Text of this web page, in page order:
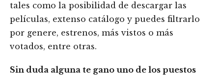
tales como la posibilidad de descargar las
películas, extenso catálogo y puedes filtrarlo
por genere, estrenos, más vistos o más
votados, entre otras.
Sin duda alguna te gano uno de los puestos